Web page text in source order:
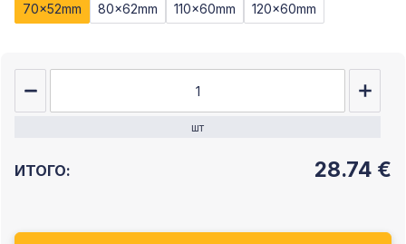
70x52mm 80x62mm 110x60mm 120x60mm
шт
ИТОГО: 28.74 €